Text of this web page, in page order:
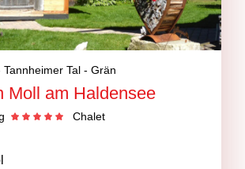
Tannheimer Tal - Grän
Moll am Haldensee
Chalet